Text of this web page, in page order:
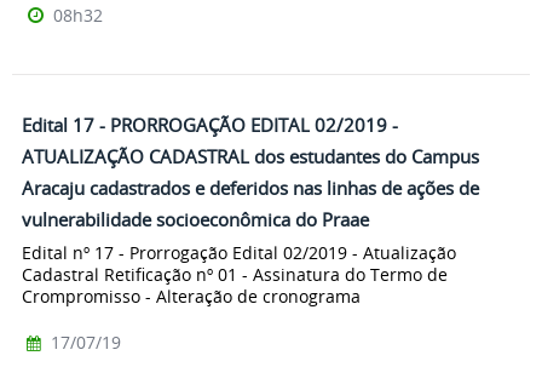
08h32
Edital 17 - PRORROGAÇÃO EDITAL 02/2019 -
ATUALIZAÇÃO CADASTRAL dos estudantes do Campus
Aracaju cadastrados e deferidos nas linhas de ações de
vulnerabilidade socioeconômica do Praae
Edital nº 17 - Prorrogação Edital 02/2019 - Atualização
Cadastral Retificação nº 01 - Assinatura do Termo de
Crompromisso - Alteração de cronograma
17/07/19